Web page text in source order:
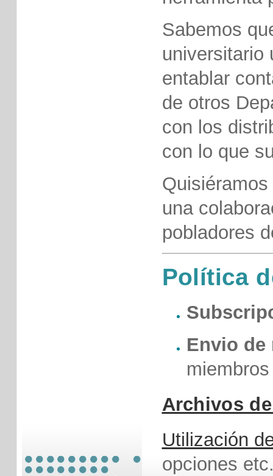
Sabemos
universitario
entablar
de otros
con los
con lo que
una
pobladores
Política
Envio de
Archivos de
Utilización
opciones